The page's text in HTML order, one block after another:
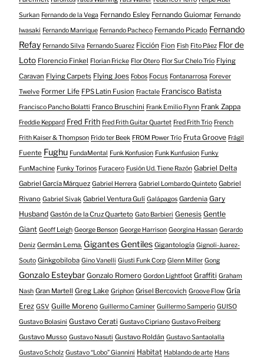
Surkan Fernando de la Vega Fernando Esley Fernando Guiomar Fernando
Iwasaki Fernando Manrique Fernando Pacheco Fernando Picado Fernando
Refay Fernando Silva Fernando Suarez Ficción Fion Fish Fito Páez Flor de
Loto Florencio Finkel Florian Fricke Flor Otero Flor Sur Chelo Trío Flying
Caravan Flying Carpets Flying Joes Fobos Focus Fontanarrosa Forever
Twelve Former Life FPS Latin Fusion Fractale Francisco Batista
Francisco Pancho Bolatti Franco Bruschini Frank Emilio Flynn Frank Zappa
Freddie Keppard Fred Frith Fred Frith Guitar Quartet Fred Frith Trio French
Frith Kaiser & Thompson Frido ter Beek FROM Power Trío Fruta Groove Frágil
Fuente Fughu FundaMental Funk Konfusion Funk Kunfusion Funky
FunMachine Funky Torinos Furacero Fusión Ud. Tiene Razón Gabriel Delta
Gabriel García Márquez Gabriel Herrera Gabriel Lombardo Quinteto Gabriel
Rivano Gabriel Sivak Gabriel Ventura Gulí Galápagos Gardenia Gary
Husband Gastón de la Cruz Quarteto Gato Barbieri Genesis Gentle
Giant Geoff Leigh George Benson George Harrison Georgina Hassan Gerardo
Deniz Germán Lema. Gigantes Gentiles Gigantología Gignoli-Juarez-
Souto Ginkgobiloba Gino Vanelli Giusti Funk Corp Glenn Miller Gong
Gonzalo Esteybar Gonzalo Romero Gordon Lightfoot Graffiti Graham
Nash Gran Martell Greg Lake Griphon Grisel Bercovich Groove Flow Gría
Erez GSV Guille Moreno Guillermo Caminer Guillermo Samperio GUISO
Gustavo Bolasini Gustavo Cerati Gustavo Cipriano Gustavo Freiberg
Gustavo Musso Gustavo Nasuti Gustavo Roldán Gustavo Santaolalla
Gustavo Scholz Gustavo “Lobo” Giannini Habitat Hablando de arte Hans